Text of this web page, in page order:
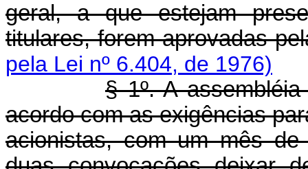
geral, a que estejam
titulares, forem aprovadas
pela Lei nº 6.404, de 1976)
§ 1º. A
acordo com as exigências
acionistas, com um mês